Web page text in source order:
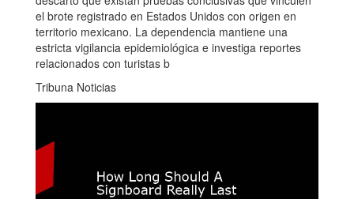
el brote registrado en Estados Unidos con origen en
territorio mexicano. La dependencia mantiene una
estricta vigilancia epidemiológica e investiga reportes
relacionados con turistas b
Tribuna Noticias